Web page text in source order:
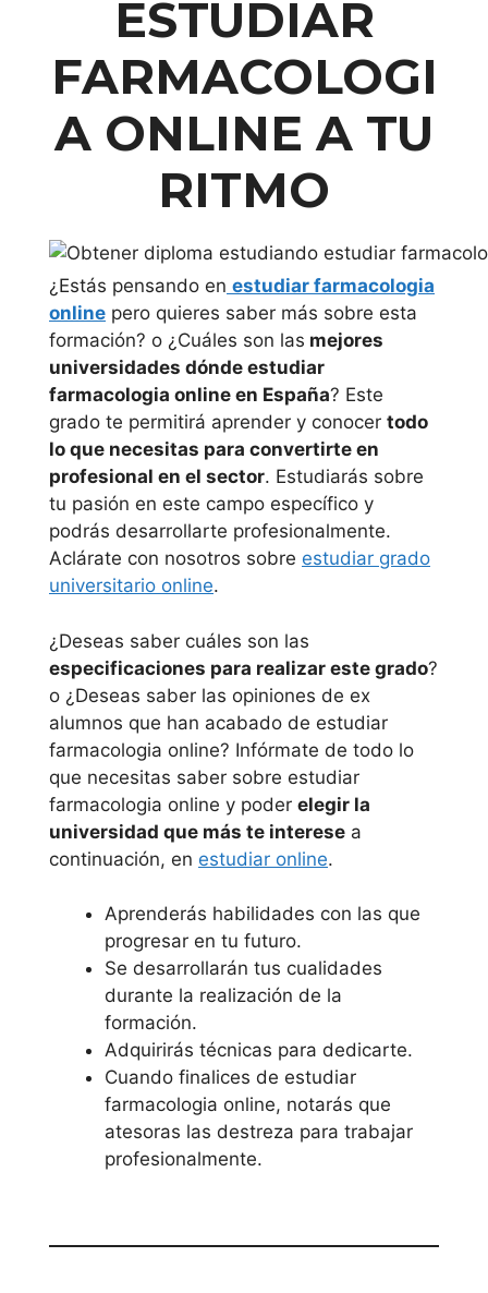
ESTUDIAR
FARMACOLOGI
A ONLINE A TU
RITMO
¿Estás pensando en estudiar farmacologia
online pero quieres saber más sobre esta
formación? o ¿Cuáles son las mejores
universidades dónde estudiar
farmacologia online en España? Este
grado te permitirá aprender y conocer todo
lo que necesitas para convertirte en
profesional en el sector. Estudiarás sobre
tu pasión en este campo específico y
podrás desarrollarte profesionalmente.
Aclárate con nosotros sobre estudiar grado
universitario online.
¿Deseas saber cuáles son las
especificaciones para realizar este grado?
o ¿Deseas saber las opiniones de ex
alumnos que han acabado de estudiar
farmacologia online? Infórmate de todo lo
que necesitas saber sobre estudiar
farmacologia online y poder elegir la
universidad que más te interese a
continuación, en estudiar online.
Aprenderás habilidades con las que
progresar en tu futuro.
Se desarrollarán tus cualidades
durante la realización de la
formación.
Adquirirás técnicas para dedicarte.
Cuando finalices de estudiar
farmacologia online, notarás que
atesoras las destreza para trabajar
profesionalmente.